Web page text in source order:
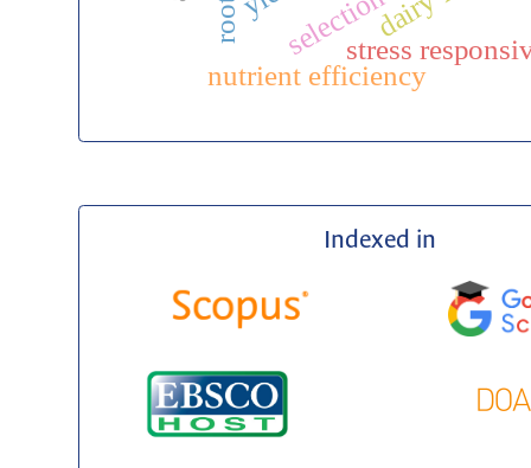
stress
nutrient efficiency
Indexed in